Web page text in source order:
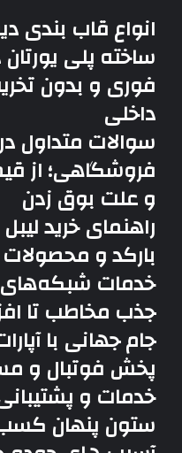
انواع قاب بندی
ساخته پلی
فوری و بدون
داخلی
سوالات متداول
فروشگاهی؛ از
و علت بوق زدن
راهنمای خرید
بارکد و
جذب مخاطب تا
جام جهانی با
پخش فوتبال و
خدمات و
ستون پنهان